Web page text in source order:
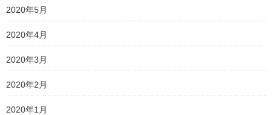
2020年5月
2020年4月
2020年3月
2020年2月
2020年1月